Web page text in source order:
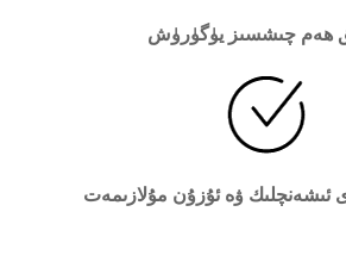
ھەم چىشسىز يۈگۈرۈش
ئىشەنچلىك ۋە ئۇزۇن مۇلازىمەت